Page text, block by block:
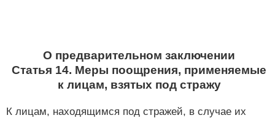
О предварительном заключении
Статья 14. Меры поощрения, применяемые
к лицам, взятых под стражу
К лицам, находящимся под стражей, в случае их